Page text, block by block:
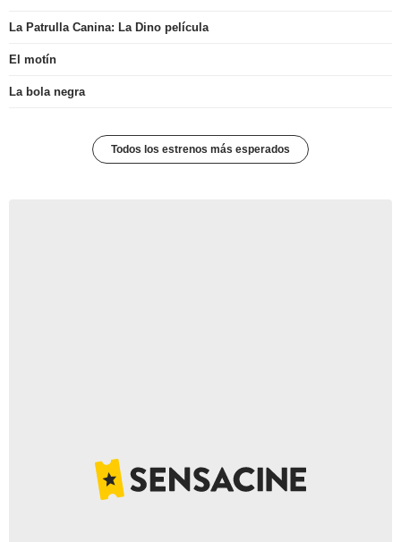
La Patrulla Canina: La Dino película
El motín
La bola negra
Todos los estrenos más esperados